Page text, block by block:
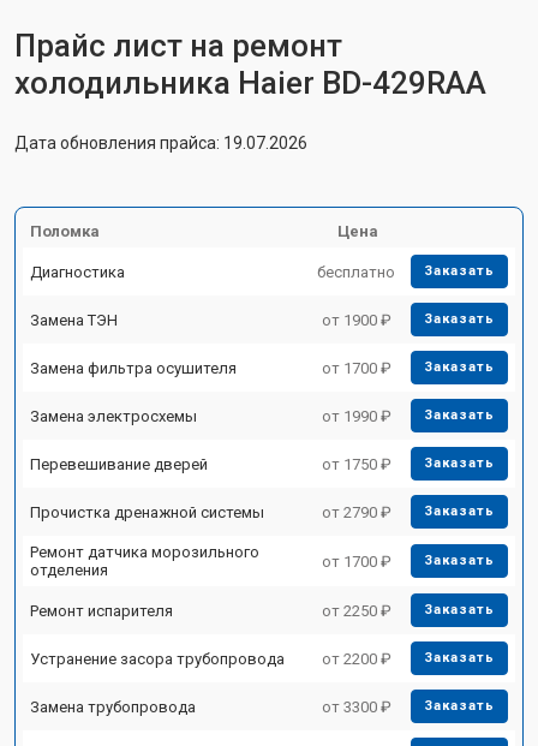
Прайс лист на ремонт
холодильника Haier BD-429RAA
Дата обновления прайса: 19.07.2026
Поломка Цена
Диагностика бесплатно Заказать
Замена ТЭН от 1900 ₽ Заказать
Замена фильтра осушителя от 1700 ₽ Заказать
Замена электросхемы от 1990 ₽ Заказать
Перевешивание дверей от 1750 ₽ Заказать
Прочистка дренажной системы от 2790 ₽ Заказать
Ремонт датчика морозильного
отделения
от 1700 ₽ Заказать
Ремонт испарителя от 2250 ₽ Заказать
Устранение засора трубопровода от 2200 ₽ Заказать
Замена трубопровода от 3300 ₽ Заказать